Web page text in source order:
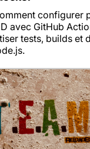
configurer
avec GitHub
tests, builds et